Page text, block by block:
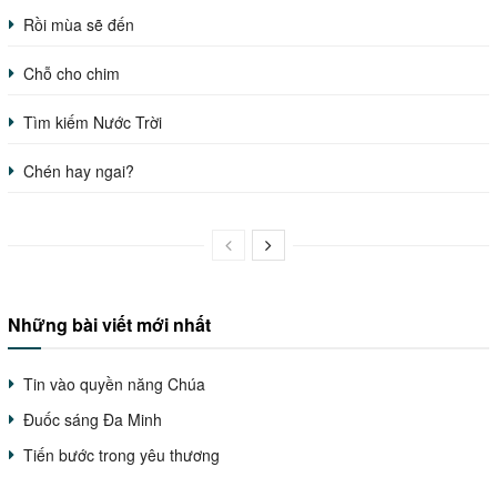
Rồi mùa sẽ đến
Chỗ cho chim
Tìm kiếm Nước Trời
Chén hay ngai?
Những bài viết mới nhất
Tin vào quyền năng Chúa
Đuốc sáng Đa Minh
Tiến bước trong yêu thương